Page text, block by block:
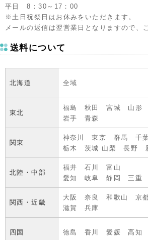
平日 8：30～17：00
※土日祝祭日はお休みをいただきます。
メールの返信は翌営業日となりますので、
送料について
北海道 全域
東北
福島 秋田 宮城 山形
岩手 青森
関東
神奈川 東京 群馬 千
栃木 茨城 山梨 長野
北陸・中部
福井 石川 富山
愛知 岐阜 静岡 三重
関西・近畿
大阪 奈良 和歌山 京
滋賀 兵庫
四国 徳島 香川 愛媛 高知